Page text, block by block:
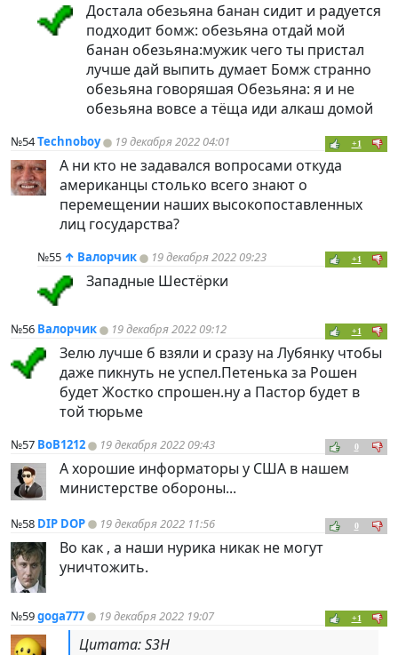
Достала обезьяна банан сидит и радуется
подходит бомж: обезьяна отдай мой
банан обезьяна:мужик чего ты пристал
лучше дай выпить думает Бомж странно
обезьяна говоряшая Обезьяна: я и не
обезьяна вовсе а тёща иди алкаш домой
№54Technoboy 19 декабря 2022 04:01 +1
А ни кто не задавался вопросами откуда
американцы столько всего знают о
перемещении наших высокопоставленных
лиц государства?
№55 ↑ Валорчик 19 декабря 2022 09:23 +1
Западные Шестёрки
№56 Валорчик 19 декабря 2022 09:12 +1
Зелю лучше б взяли и сразу на Лубянку чтобы
даже пикнуть не успел.Петенька за Рошен
будет Жостко спрошен.ну а Пастор будет в
той тюрьме
№57 BoB1212 19 декабря 2022 09:43 0
А хорошие информаторы у США в нашем
министерстве обороны...
№58 DIP DOP 19 декабря 2022 11:56 0
Во как , а наши нурика никак не могут
уничтожить.
№59goga777 19 декабря 2022 19:07 +1
Цитата: S3H